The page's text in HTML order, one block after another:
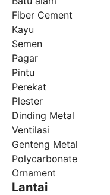
Fiber Cement
Kayu
Semen
Pagar
Pintu
Perekat
Plester
Dinding Metal
Ventilasi
Genteng Metal
Polycarbonate
Ornament
Lantai